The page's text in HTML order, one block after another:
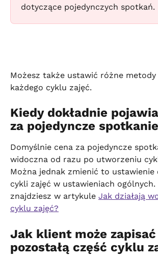
dotyczące pojedynczych spotkań.
Możesz także ustawić różne metody
każdego cyklu zajęć.
Kiedy dokładnie
za pojedyncze
Domyślnie cena za pojedyncze
widoczna od razu po utworzeniu
Można jednak zmienić to ustawienie
cykli zajęć w ustawieniach ogólnych.
znajdziesz w artykule Jak działają
cyklu zajęć?
Jak klient może
pozostałą część cyklu